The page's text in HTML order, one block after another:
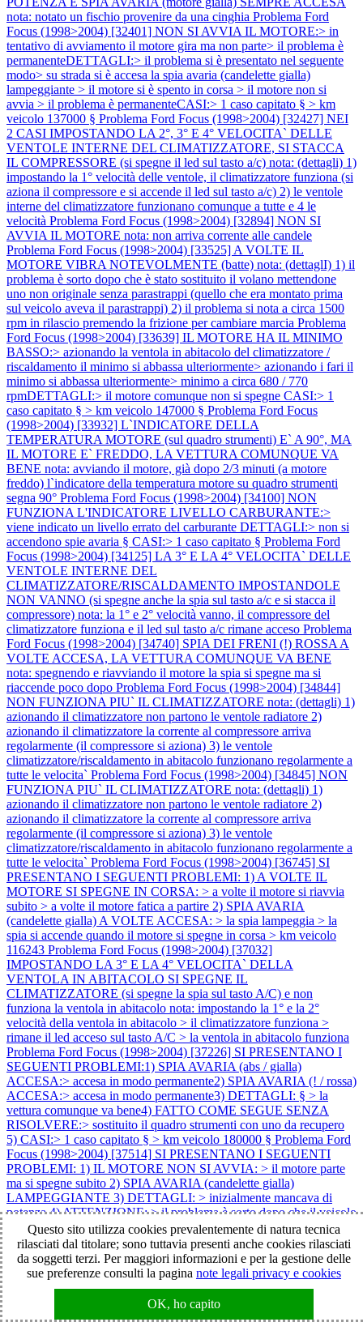
nota: notato un fischio provenire da una cinghia Problema Ford
Focus (1998>2004) [32401] NON SI AVVIA IL MOTORE:> in
tentativo di avviamento il motore gira ma non parte> il problema è
permanenteDETTAGLI:> il problema si è presentato nel seguente
modo> su strada si è accesa la spia avaria (candelette gialla)
lampeggiante > il motore si è spento in corsa > il motore non si
avvia > il problema è permanenteCASI:> 1 caso capitato § > km
veicolo 137000 § Problema Ford Focus (1998>2004) [32427] NEI
2 CASI IMPOSTANDO LA 2°, 3° E 4° VELOCITA` DELLE
VENTOLE INTERNE DEL CLIMATIZZATORE, SI STACCA
IL COMPRESSORE (si spegne il led sul tasto a/c) nota: (dettagli) 1)
impostando la 1° velocità delle ventole, il climatizzatore funziona (si
aziona il compressore e si accende il led sul tasto a/c) 2) le ventole
interne del climatizzatore funzionano comunque a tutte e 4 le
velocità Problema Ford Focus (1998>2004) [32894] NON SI
AVVIA IL MOTORE nota: non arriva corrente alle candele
Problema Ford Focus (1998>2004) [33525] A VOLTE IL
MOTORE VIBRA NOTEVOLMENTE (batte) nota: (dettaglI) 1) il
problema è sorto dopo che è stato sostituito il volano mettendone
uno non originale senza parastrappi (quello che era montato prima
sul veicolo aveva il parastrappi) 2) il problema si nota a circa 1500
rpm in rilascio premendo la frizione per cambiare marcia Problema
Ford Focus (1998>2004) [33639] IL MOTORE HA IL MINIMO
BASSO:> azionando la ventola in abitacolo del climatizzatore /
riscaldamento il minimo si abbassa ulteriormente> azionando i fari il
minimo si abbassa ulteriormente> minimo a circa 680 / 770
rpmDETTAGLI:> il motore comunque non si spegne CASI:> 1
caso capitato § > km veicolo 147000 § Problema Ford Focus
(1998>2004) [33932] L`INDICATORE DELLA
TEMPERATURA MOTORE (sul quadro strumenti) E` A 90°, MA
IL MOTORE E` FREDDO, LA VETTURA COMUNQUE VA
BENE nota: avviando il motore, già dopo 2/3 minuti (a motore
freddo) l`indicatore della temperatura motore su quadro strumenti
segna 90° Problema Ford Focus (1998>2004) [34100] NON
FUNZIONA L'INDICATORE LIVELLO CARBURANTE:>
viene indicato un livello errato del carburante DETTAGLI:> non si
accendono spie avaria § CASI:> 1 caso capitato § Problema Ford
Focus (1998>2004) [34125] LA 3° E LA 4° VELOCITA` DELLE
VENTOLE INTERNE DEL
CLIMATIZZATORE/RISCALDAMENTO IMPOSTANDOLE
NON VANNO (si spegne anche la spia sul tasto a/c e si stacca il
compressore) nota: la 1° e 2° velocità vanno, il compressore del
climatizzatore funziona e il led sul tasto a/c rimane acceso Problema
Ford Focus (1998>2004) [34740] SPIA DEI FRENI (!) ROSSA A
VOLTE ACCESA, LA VETTURA COMUNQUE VA BENE
nota: spegnendo e riavviando il motore la spia si spegne ma si
riaccende poco dopo Problema Ford Focus (1998>2004) [34844]
NON FUNZIONA PIU` IL CLIMATIZZATORE nota: (dettagli) 1)
azionando il climatizzatore non partono le ventole radiatore 2)
azionando il climatizzatore la corrente al compressore arriva
regolarmente (il compressore si aziona) 3) le ventole
climatizzatore/riscaldamento in abitacolo funzionano regolarmente a
tutte le velocita` Problema Ford Focus (1998>2004) [34845] NON
FUNZIONA PIU` IL CLIMATIZZATORE nota: (dettagli) 1)
azionando il climatizzatore non partono le ventole radiatore 2)
azionando il climatizzatore la corrente al compressore arriva
regolarmente (il compressore si aziona) 3) le ventole
climatizzatore/riscaldamento in abitacolo funzionano regolarmente a
tutte le velocita` Problema Ford Focus (1998>2004) [36745] SI
PRESENTANO I SEGUENTI PROBLEMI: 1) A VOLTE IL
MOTORE SI SPEGNE IN CORSA: > a volte il motore si riavvia
subito > a volte il motore fatica a partire 2) SPIA AVARIA
(candelette gialla) A VOLTE ACCESA: > la spia lampeggia > la
spia si accende quando il motore si spegne in corsa > km veicolo
116243 Problema Ford Focus (1998>2004) [37032]
IMPOSTANDO LA 3° E LA 4° VELOCITA` DELLA
VENTOLA IN ABITACOLO SI SPEGNE IL
CLIMATIZZATORE (si spegne la spia sul tasto A/C) e non
funziona la ventola in abitacolo nota: impostando la 1° e la 2°
velocità della ventola in abitacolo > il climatizzatore funziona >
rimane il led acceso sul tasto A/C > la ventola in abitacolo funziona
Problema Ford Focus (1998>2004) [37226] SI PRESENTANO I
SEGUENTI PROBLEMI:1) SPIA AVARIA (abs / gialla)
ACCESA:> accesa in modo permanente2) SPIA AVARIA (! / rossa)
ACCESA:> accesa in modo permanente3) DETTAGLI: § > la
vettura comunque va bene4) FATTO COME SEGUE SENZA
RISOLVERE:> sostituito il quadro strumenti con uno da recupero
5) CASI:> 1 caso capitato § > km veicolo 180000 § Problema Ford
Focus (1998>2004) [37514] SI PRESENTANO I SEGUENTI
PROBLEMI: 1) IL MOTORE NON SI AVVIA: > il motore parte
ma si spegne subito 2) SPIA AVARIA (candelette gialla)
LAMPEGGIANTE 3) DETTAGLI: > inizialmente mancava di
potenza 4) ATTENZIONE: > il problema è sorto dopo che il veicolo
è rimasto fermo con la batteria scollegata per circa 20 giorni note: 1)
km veicolo 149000Problema Ford Focus (1998>2004) [38002]
NON FUNZIONA LA CHIUSURA CENTRALIZZATA DELLE
PORTE:> tramite telecomandoDETTAGLI:> acquistato un
programmare > accendendo e spegnendo il quadro per 4 volte per
iniziare la procedura di riprogrammazione telecomandi non si
Questo sito utilizza cookies prevalentemente di natura tecnica
rilasciati dal titolare; sono tuttavia presenti anche cookies rilasciati
da soggetti terzi. Per maggiori informazioni e per la gestione delle
sue preferenze consulti la pagina note legali privacy e cookies
OK, ho capito